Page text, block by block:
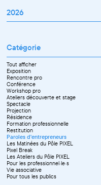
2026
Avril
Mai
Juin
Septembre
Octobre
Novembre
Catégorie
Tout afficher
Exposition
Rencontre pro
Conférence
Workshop pro
Ateliers découverte et stage
Spectacle
Projection
Résidence
Formation professionnelle
Restitution
Paroles d'entrepreneurs
Les Matinées du Pôle PIXEL
Pixel Break
Les Ateliers du Pôle PIXEL
Pour les professionnel·le·s
Vie associative
Pour tous les publics